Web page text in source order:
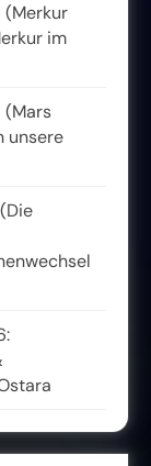
(Merkur
im
(Mars
unsere